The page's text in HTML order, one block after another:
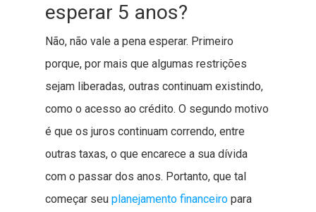
esperar 5 anos?
Não, não vale a pena esperar. Primeiro
porque, por mais que algumas restrições
sejam liberadas, outras continuam existindo,
como o acesso ao crédito. O segundo motivo
é que os juros continuam correndo, entre
outras taxas, o que encarece a sua dívida
com o passar dos anos. Portanto, que tal
começar seu planejamento financeiro para